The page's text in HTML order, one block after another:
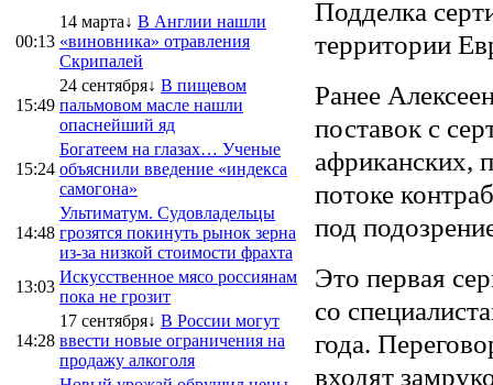
00:13
14 марта↓ В Англии нашли
«виновника» отравления
Скрипалей
15:49
24 сентября↓ В пищевом
пальмовом масле нашли
опаснейший яд
15:24
Богатеем на глазах… Ученые
объяснили введение «индекса
самогона»
14:48
Ультиматум. Судовладельцы
грозятся покинуть рынок зерна
из-за низкой стоимости фрахта
13:03
Искусственное мясо россиянам
пока не грозит
14:28
17 сентября↓ В России могут
ввести новые ограничения на
продажу алкоголя
Подделка
территории
Ранее
поставок с
африканских,
потоке
под
Это первая
со
года.
входят